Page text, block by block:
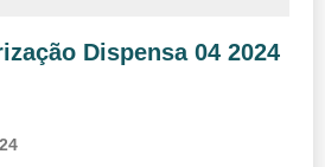
Dispensa 04 2024